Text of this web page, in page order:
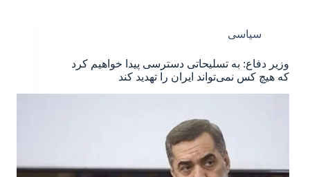
سیاسی
وزیر دفاع: به تسلیحاتی دسترسی پیدا خواهیم کرد
که هیچ کس نمی‌تواند ایران را تهدید کند